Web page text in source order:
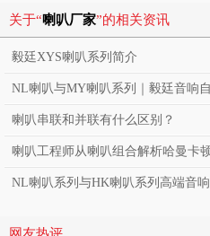
关于“喇叭厂家”的相关资讯
毅廷XYS喇叭系列简介
NL喇叭与MY喇叭系列｜毅廷音响
喇叭串联和并联有什么区别？
喇叭工程师从喇叭组合解析哈曼卡
NL喇叭系列与HK喇叭系列高端音
网友热评